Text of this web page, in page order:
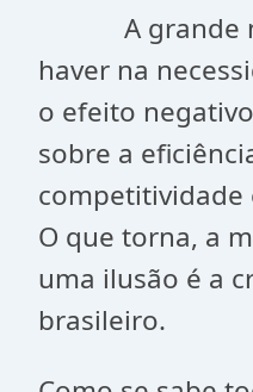
A grande
haver na
o efeito
sobre a
competitividade
O que torna, a
uma ilusão é a
brasileiro.